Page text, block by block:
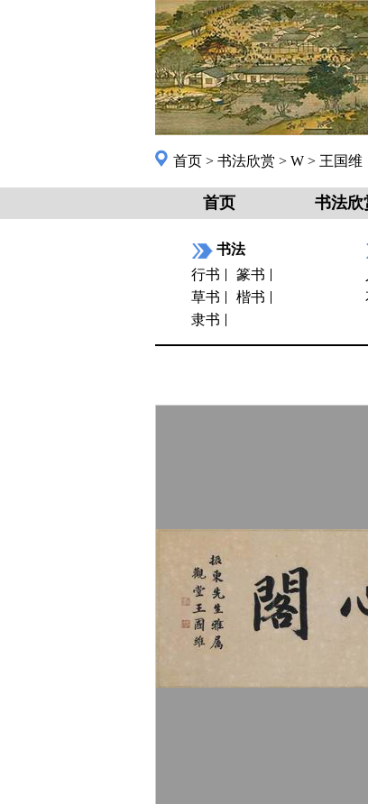
首页 > 书法欣赏 > W > 王国维
首页 书法欣
书法
行书
篆书
草书
楷书
隶书